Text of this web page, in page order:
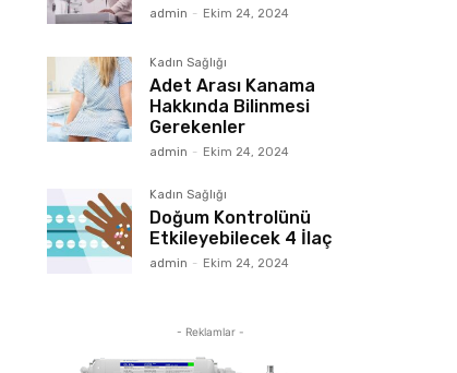
admin - Ekim 24, 2024
Kadın Sağlığı
Adet Arası Kanama
Hakkında Bilinmesi
Gerekenler
admin - Ekim 24, 2024
Kadın Sağlığı
Doğum Kontrolünü
Etkileyebilecek 4 İlaç
admin - Ekim 24, 2024
- Reklamlar -